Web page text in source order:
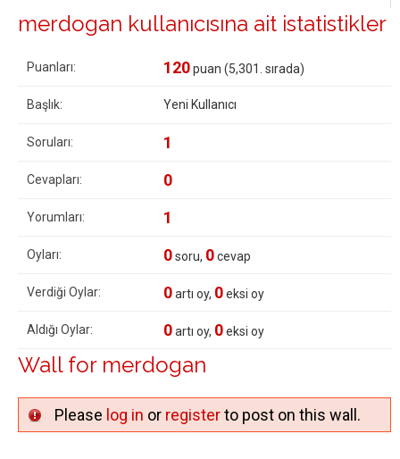
merdogan kullanıcısına ait istatistikler
Puanları: 120puan (5,301 . sırada)
Başlık: Yeni Kullanıcı
Soruları: 1
Cevapları: 0
Yorumları: 1
Oyları: 0soru, 0cevap
Verdiği Oylar: 0artı oy, 0eksi oy
Aldığı Oylar: 0artı oy, 0eksi oy
Wall for merdogan
Please log in or registerto post on this wall.